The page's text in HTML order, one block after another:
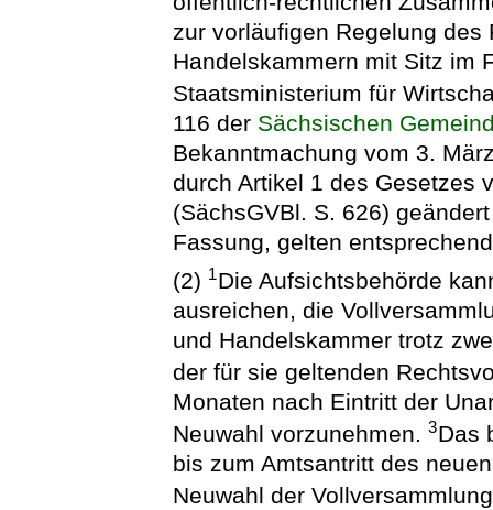
zur vorläufigen Regelung
Handelskammern mit Sitz im
Staatsministerium für
116 der Sächsischen
Bekanntmachung vom 3.
durch Artikel 1 des Gesetzes
(SächsGVBl. S. 626)
Fassung, gelten
(2) 1Die Aufsichtsbehörde
ausreichen, die
und Handelskammer trotz
der für sie geltenden
Monaten nach Eintritt der
Neuwahl vorzunehmen.3Das
bis zum Amtsantritt des
Neuwahl der